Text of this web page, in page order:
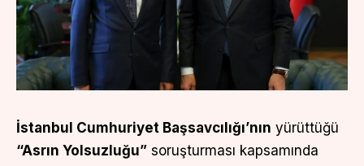
İstanbul Cumhuriyet Başsavcılığı’nın yürüttüğü
“Asrın Yolsuzluğu” soruşturması kapsamında